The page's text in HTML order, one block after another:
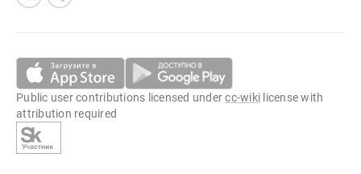
Public user contributions licensed undercc-wiki license with
attribution required